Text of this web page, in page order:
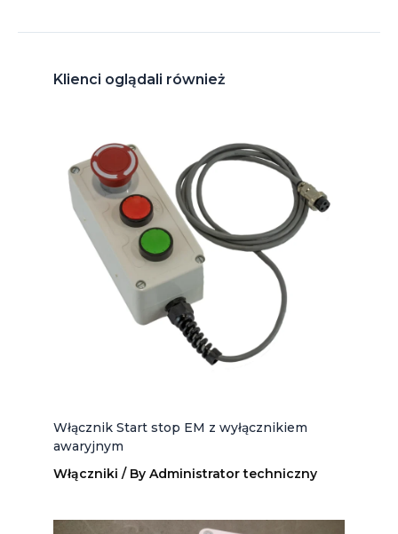
Klienci oglądali również
Włącznik Start stop EM z wyłącznikiem
awaryjnym
Włączniki / By Administrator techniczny